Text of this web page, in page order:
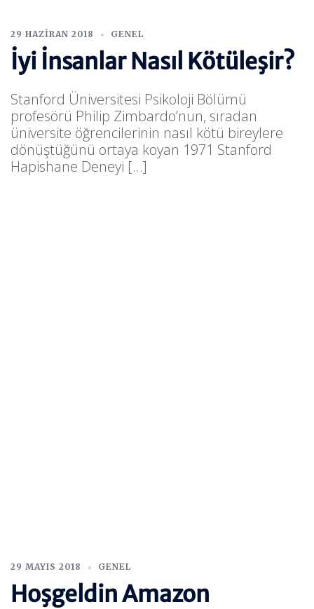
29 HAZIRAN 2018 GENEL
İyi İnsanlar Nasıl Kötüleşir?
Stanford Üniversitesi Psikoloji Bölümü
profesörü Philip Zimbardo’nun, sıradan
üniversite öğrencilerinin nasıl kötü bireylere
dönüştüğünü ortaya koyan 1971 Stanford
Hapishane Deneyi […]
29 MAYIS 2018 GENEL
Hoşgeldin Amazon